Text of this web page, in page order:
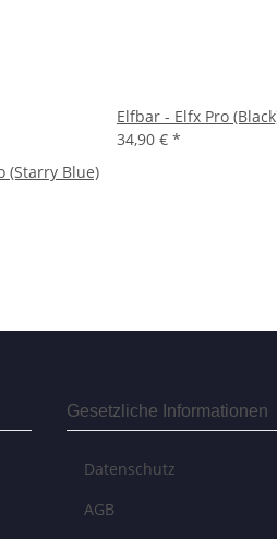
(Starry Blue)
Elfbar - Elfx Pro
34,90 € *
Gesetzliche Informationen
Datenschutz
AGB